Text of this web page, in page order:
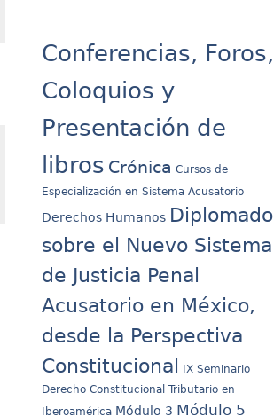
Conferencias, Foros,
Coloquios y
Presentación de
libros Crónica Cursos de
Especialización en Sistema Acusatorio
Derechos Humanos Diplomado
sobre el Nuevo Sistema
de Justicia Penal
Acusatorio en México,
desde la Perspectiva
Constitucional
IX Seminario
Derecho Constitucional Tributario en
Iberoamérica Módulo 3 Módulo 5